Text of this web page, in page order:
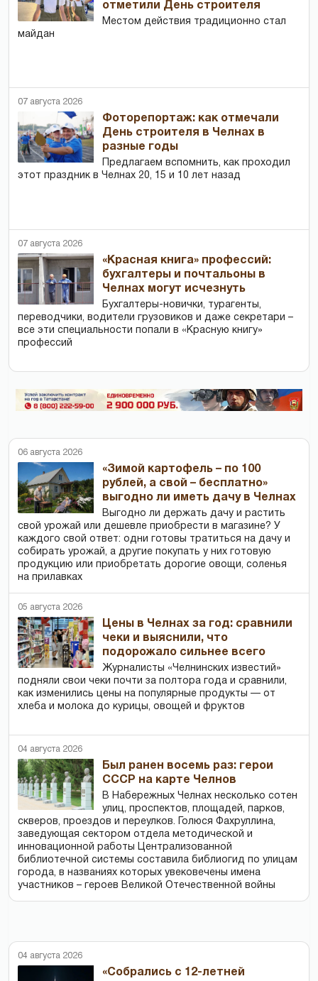
отметили День строителя
Местом действия традиционно стал
майдан
07 августа 2026
Фоторепортаж: как отмечали
День строителя в Челнах в
разные годы
Предлагаем вспомнить, как проходил
этот праздник в Челнах 20, 15 и 10 лет назад
07 августа 2026
«Красная книга» профессий:
бухгалтеры и почтальоны в
Челнах могут исчезнуть
Бухгалтеры-новички, тур­агенты,
переводчики, водители грузовиков и даже секретари –
все эти специальности попали в «Красную книгу»
профессий
06 августа 2026
«Зимой картофель – по 100
рублей, а свой – бесплатно»
выгодно ли иметь дачу в Челнах
Выгодно ли держать дачу и растить
свой урожай или дешевле приобрести в магазине? У
каждого свой ответ: одни готовы тратиться на дачу и
собирать урожай, а другие покупать у них готовую
продукцию или приобретать дорогие овощи, соленья
на прилавках
05 августа 2026
Цены в Челнах за год: сравнили
чеки и выяснили, что
подорожало сильнее всего
Журналисты «Челнинских известий»
подняли свои чеки почти за полтора года и сравнили,
как изменились цены на популярные продукты — от
хлеба и молока до курицы, овощей и фруктов
04 августа 2026
Был ранен восемь раз: герои
СССР на карте Челнов
В Набережных Челнах несколько сотен
улиц, проспектов, площадей, парков,
скверов, проездов и переулков. Голюся Фахруллина,
заведующая сектором отдела методической и
инновационной работы Централизованной
библиотечной системы составила библиогид по улицам
города, в названиях которых увековечены имена
участников – героев Великой Отечественной войны
04 августа 2026
«Собрались с 12-летней